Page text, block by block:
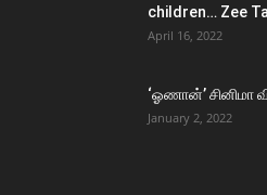
children… Zee
April 16, 2022
‘ஓணான்’ சினிமா
January 2, 2022